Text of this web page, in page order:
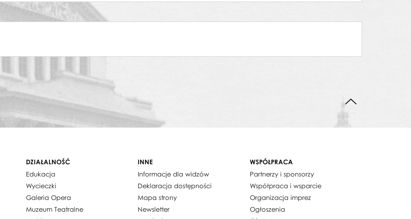
albo Krakowiaki i Górale
albo Krakowiaki i Górale
Krakowiaki i Górale
DZIAŁALNOŚĆ
Edukacja
Wycieczki
Galeria Opera
Muzeum Teatralne
INNE
Informacje dla widzów
Deklaracja dostępności
Mapa strony
Newsletter
WSPÓŁPRACA
Partnerzy i sponsorzy
Współpraca i wsparcie
Organizacja imprez
Ogłoszenia